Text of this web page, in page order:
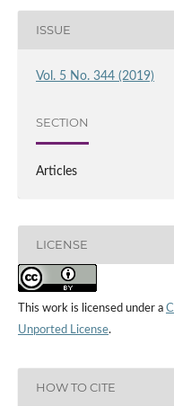
ISSUE
Vol. 5 No. 344 (2019)
SECTION
Articles
LICENSE
This work is licensed under a
Unported License.
HOW TO CITE